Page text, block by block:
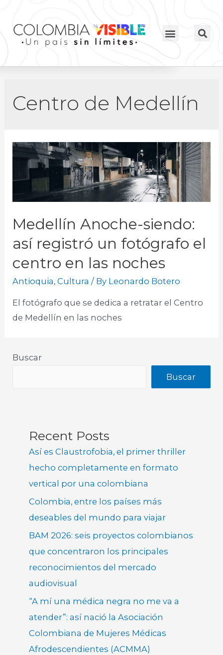
Centro de Medellín
Medellín Anoche-siendo:
así registró un fotógrafo el
centro en las noches
Antioquia,Cultura / By Leonardo Botero
El fotógrafo que se dedica a retratar el Centro
de Medellín en las noches
Buscar
Buscar
Recent Posts
Así es Claustrofobia, el primer thriller
hecho completamente en formato
vertical por una colombiana
Colombia, entre los países más
deseables del mundo para viajar
BAM 2026: seis proyectos colombianos
que concentraron los principales
reconocimientos del mercado
audiovisual
“A mí una médica negra no me va a
atender”: así nació la Asociación
Colombiana de Mujeres Médicas
Afrodescendientes (ACMMA)